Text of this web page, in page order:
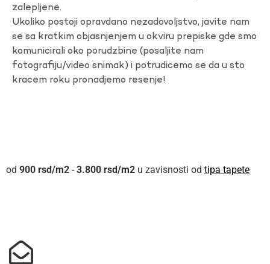
zalepljene.
Ukoliko postoji opravdano nezadovoljstvo, javite nam
se sa kratkim objasnjenjem u okviru prepiske gde smo
komunicirali oko porudzbine (posaljite nam
fotografiju/video snimak) i potrudicemo se da u sto
kracem roku pronadjemo resenje!
900 rsd - 3.800 rsd u zavisnosti od tipa tapete